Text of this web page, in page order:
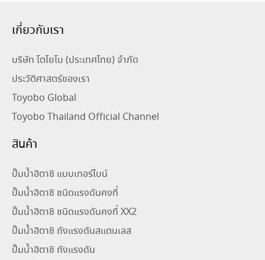
เกี่ยวกับเรา
บริษัท โตโยโบ (ประเทศไทย) จำกัด
ประวัติศาสตร์ของเรา
Toyobo Global
Toyobo Thailand Official Channel
สินค้า
ปั๊มน้ำฮิตาชิ แบบเทอร์ไบน์
ปั๊มน้ำฮิตาชิ ชนิดแรงดันคงที่
ปั๊มน้ำฮิตาชิ ชนิดแรงดันคงที่ XX2
ปั๊มน้ำฮิตาชิ ถังแรงดันสแตนเลส
ปั๊มน้ำฮิตาชิ ถังแรงดัน